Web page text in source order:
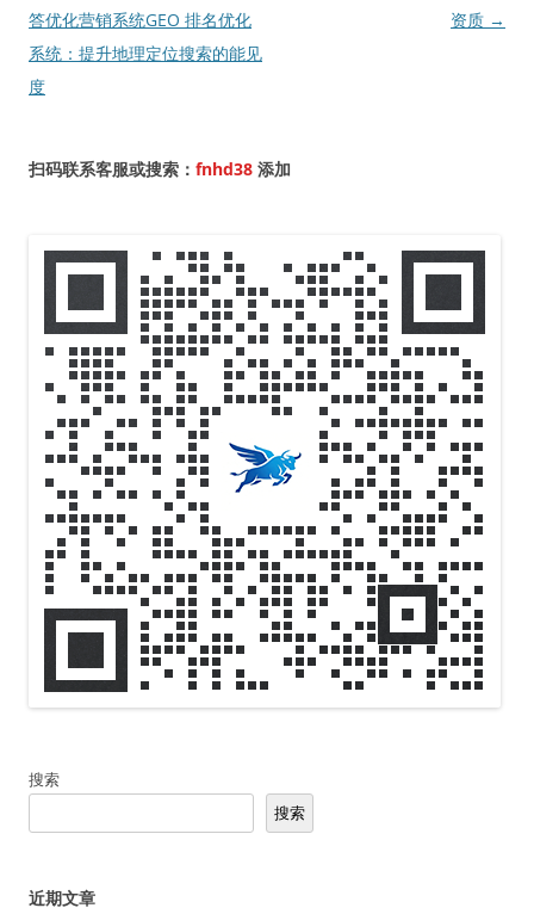
导
航
答优化营销系统GEO 排名优化
系统：提升地理定位搜索的能见
度
资质 →
扫码联系客服或搜索： fnhd38 添加
搜索
搜索
近期文章